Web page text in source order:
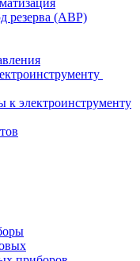
резерва (АВР)
к электроинструменту